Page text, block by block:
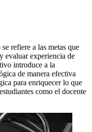
refiere a las metas que
evaluar experiencia de
introduce a la
de manera efectiva
para enriquecer lo que
como el docente